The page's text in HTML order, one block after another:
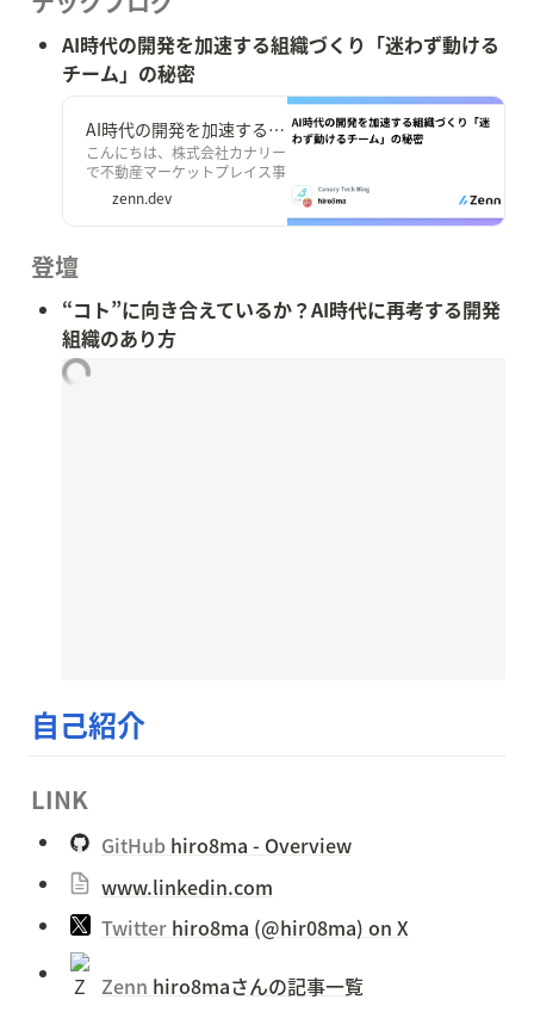
日々の暮らしには、不便・非効
率がありながらも、過去の延長
で「当たり前」と受け入れてし
まっていることが溢れています
が、我々は、デジタルの力でこ
し、もっといい未来をつくって
いくことを目指しています。
カナリーのミッション 今回
は、カナリーに2023年6月にジ
エンジニアの増田浩之さんへの
AI時代の開発を加速する組織づくり「迷わず動ける
チーム」の秘密
AI時代の開発を加速する組織づくり「迷わず動けるチーム」の秘密
こんにちは、株式会社カナリー
で不動産マーケットプレイス事
業「CANARY」の
PLE（Product Lead
Engineer）をしております
zenn.dev
登壇
“コト”に向き合えているか？AI時代に再考する開発
組織のあり方
自己紹介
LINK
GitHub hiro8ma - Overview
www.linkedin.com
Twitter hiro8ma (@hir08ma) on X
Zenn hiro8maさんの記事一覧